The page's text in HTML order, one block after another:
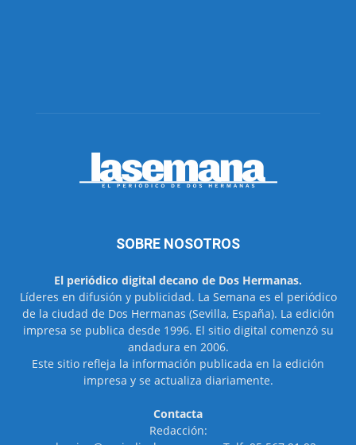
SOBRE NOSOTROS
El periódico digital decano de Dos Hermanas.
Líderes en difusión y publicidad. La Semana es el periódico
de la ciudad de Dos Hermanas (Sevilla, España). La edición
impresa se publica desde 1996. El sitio digital comenzó su
andadura en 2006.
Este sitio refleja la información publicada en la edición
impresa y se actualiza diariamente.
Contacta
Redacción: